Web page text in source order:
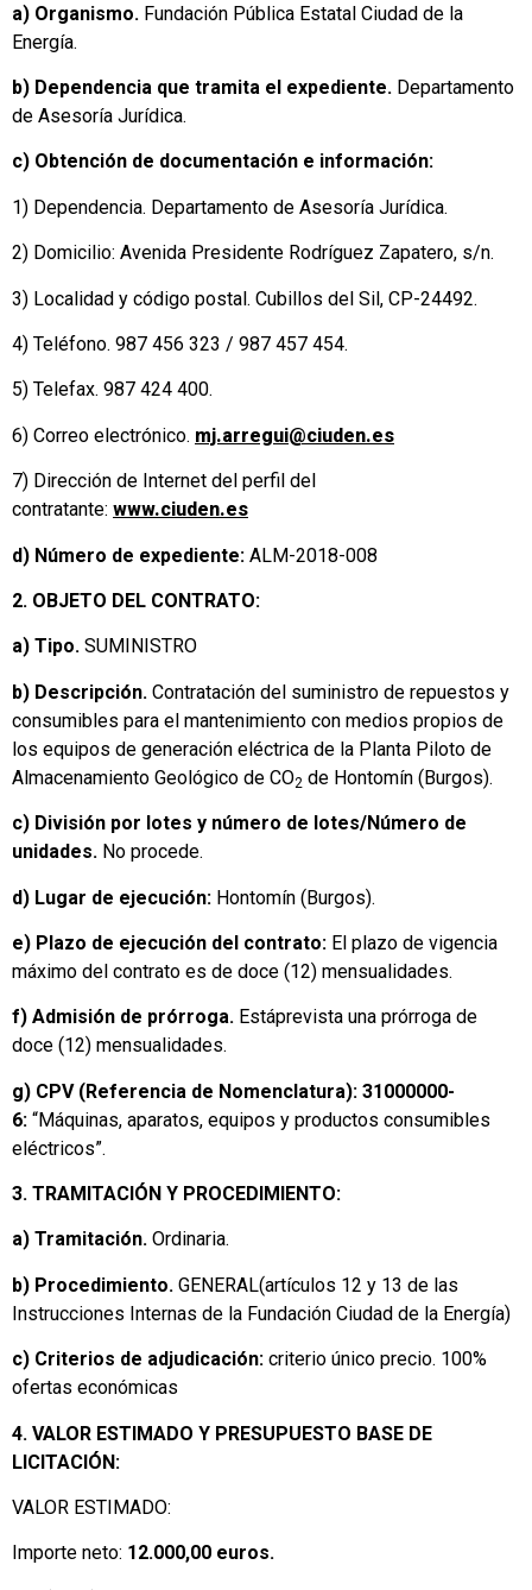
a) Organismo. Fundación Pública Estatal Ciudad de la
Energía.
b) Dependencia que tramita el expediente. Departamento
de Asesoría Jurídica.
c) Obtención de documentación e información:
1) Dependencia. Departamento de Asesoría Jurídica.
2) Domicilio: Avenida Presidente Rodríguez Zapatero, s/n.
3) Localidad y código postal. Cubillos del Sil, CP-24492.
4) Teléfono. 987 456 323 / 987 457 454.
5) Telefax. 987 424 400.
6) Correo electrónico. mj.arregui@ciuden.es
7) Dirección de Internet del perfil del
contratante: www.ciuden.es
d) Número de expediente: ALM-2018-008
2. OBJETO DEL CONTRATO:
a) Tipo. SUMINISTRO
b) Descripción. Contratación del suministro de repuestos y
consumibles para el mantenimiento con medios propios de
los equipos de generación eléctrica de la Planta Piloto de
Almacenamiento Geológico de CO2 de Hontomín (Burgos).
c) División por lotes y número de lotes/Número de
unidades. No procede.
d) Lugar de ejecución: Hontomín (Burgos).
e) Plazo de ejecución del contrato: El plazo de vigencia
máximo del contrato es de doce (12) mensualidades.
f) Admisión de prórroga. Estáprevista una prórroga de
doce (12) mensualidades.
g) CPV (Referencia de Nomenclatura): 31000000-
6: “Máquinas, aparatos, equipos y productos consumibles
eléctricos”.
3. TRAMITACIÓN Y PROCEDIMIENTO:
a) Tramitación. Ordinaria.
b) Procedimiento. GENERAL(artículos 12 y 13 de las
Instrucciones Internas de la Fundación Ciudad de la Energía)
c) Criterios de adjudicación: criterio único precio. 100%
ofertas económicas
4. VALOR ESTIMADO Y PRESUPUESTO BASE DE
LICITACIÓN:
VALOR ESTIMADO:
Importe neto: 12.000,00 euros.